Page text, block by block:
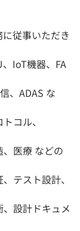
従事いただき
IoT機器、FA
、ADAS な
コル、
、医療 などの
テスト設計、
設計ドキュメ